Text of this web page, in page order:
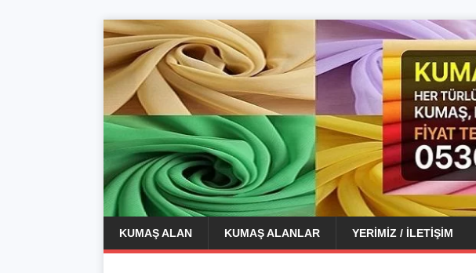
KUMAŞ ALAN KUMAŞ ALANLAR YERIMIZ / İLETIŞIM